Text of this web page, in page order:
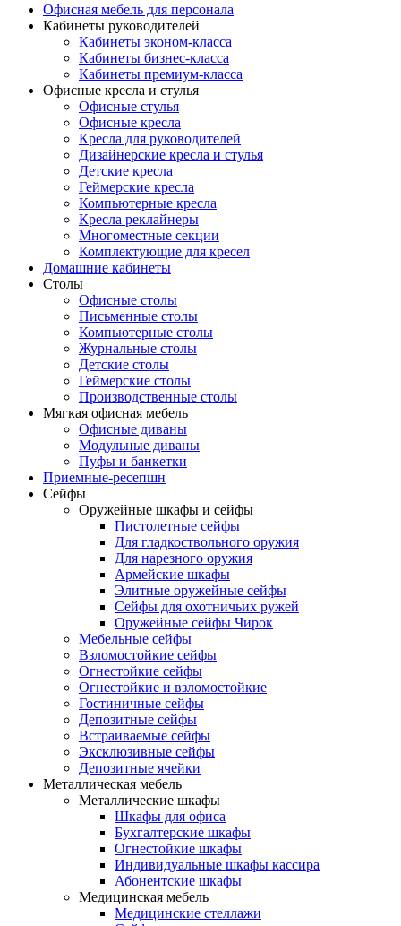
Офисная мебель для персонала
Кабинеты руководителей
Кабинеты эконом-класса
Кабинеты бизнес-класса
Кабинеты премиум-класса
Офисные кресла и стулья
Офисные стулья
Офисные кресла
Кресла для руководителей
Дизайнерские кресла и стулья
Детские кресла
Геймерские кресла
Компьютерные кресла
Кресла реклайнеры
Многоместные секции
Комплектующие для кресел
Домашние кабинеты
Столы
Офисные столы
Письменные столы
Компьютерные столы
Журнальные столы
Детские столы
Геймерские столы
Производственные столы
Мягкая офисная мебель
Офисные диваны
Модульные диваны
Пуфы и банкетки
Приемные-ресепшн
Сейфы
Оружейные шкафы и сейфы
Пистолетные сейфы
Для гладкоствольного оружия
Для нарезного оружия
Армейские шкафы
Элитные оружейные сейфы
Сейфы для охотничьих ружей
Оружейные сейфы Чирок
Мебельные сейфы
Взломостойкие сейфы
Огнестойкие сейфы
Огнестойкие и взломостойкие
Гостиничные сейфы
Депозитные сейфы
Встраиваемые сейфы
Эксклюзивные сейфы
Депозитные ячейки
Металлическая мебель
Металлические шкафы
Шкафы для офиса
Бухгалтерские шкафы
Огнестойкие шкафы
Индивидуальные шкафы кассира
Абонентские шкафы
Медицинская мебель
Медицинские стеллажи